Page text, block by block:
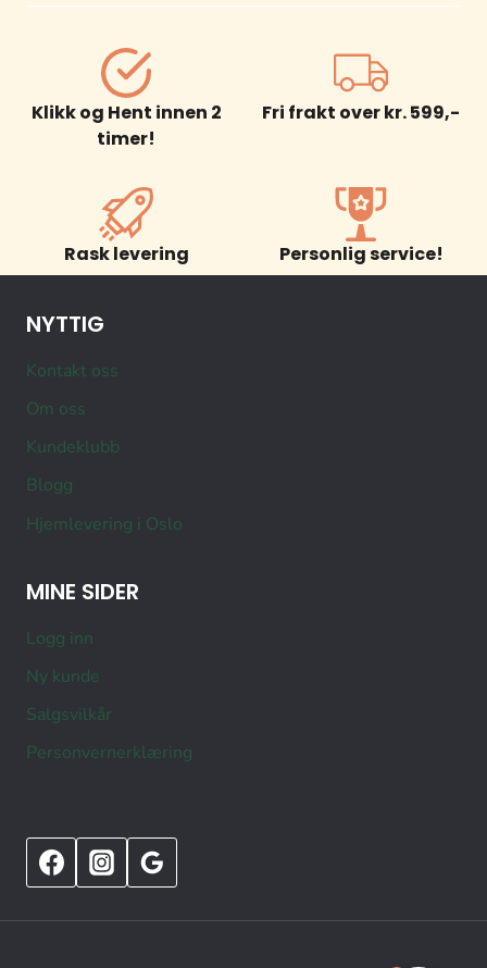
Klikk og Hent innen 2
timer!
Fri frakt over kr. 599,-
Rask levering Personlig service!
NYTTIG
Kontakt oss
Om oss
Kundeklubb
Blogg
Hjemlevering i Oslo
MINE SIDER
Logg inn
Ny kunde
Salgsvilkår
Personvernerklæring